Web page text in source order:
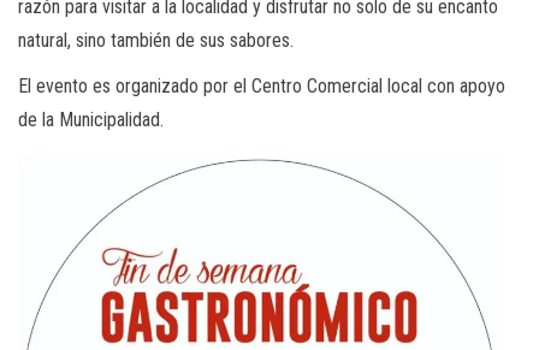
razón para visitar a la localidad y disfrutar no solo de su encanto
natural, sino también de sus sabores.
El evento es organizado por el Centro Comercial local con apoyo
de la Municipalidad.